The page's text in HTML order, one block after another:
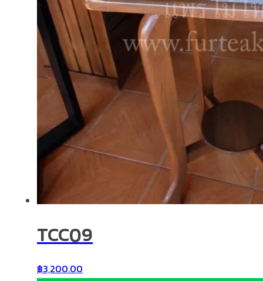
TCC09
฿3,200.00